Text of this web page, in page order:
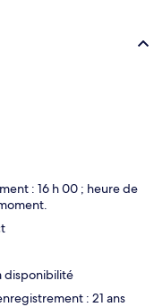
: 16 h 00 ; heure de
disponibilité
: 21 ans